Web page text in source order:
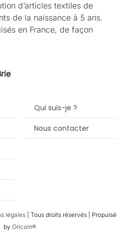
d’articles textiles de
de la naissance à 5 ans.
en France, de façon
Qui suis-je ?
Nous contacter
légales | Tous droits réservés | Propulsé
by Oricom®